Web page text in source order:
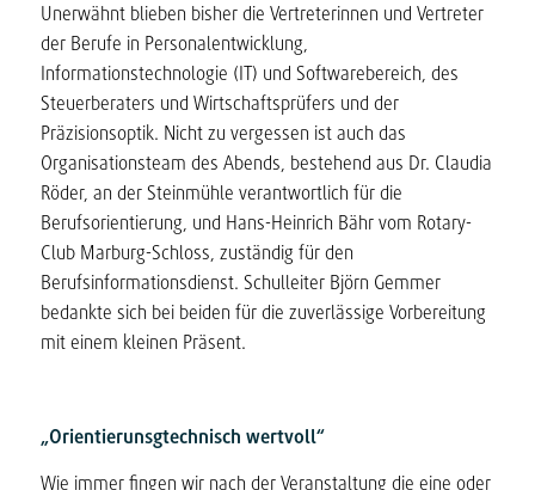
Unerwähnt blieben bisher die Vertreterinnen und Vertreter
der Berufe in Personalentwicklung,
Informationstechnologie (IT) und Softwarebereich, des
Steuerberaters und Wirtschaftsprüfers und der
Präzisionsoptik. Nicht zu vergessen ist auch das
Organisationsteam des Abends, bestehend aus Dr. Claudia
Röder, an der Steinmühle verantwortlich für die
Berufsorientierung, und Hans-Heinrich Bähr vom Rotary-
Club Marburg-Schloss, zuständig für den
Berufsinformationsdienst. Schulleiter Björn Gemmer
bedankte sich bei beiden für die zuverlässige Vorbereitung
mit einem kleinen Präsent.
„Orientierunsgtechnisch wertvoll“
Wie immer fingen wir nach der Veranstaltung die eine oder